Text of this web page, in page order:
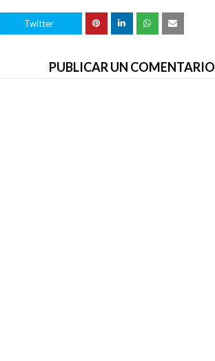
Twitter
PUBLICAR UN COMENTARIO